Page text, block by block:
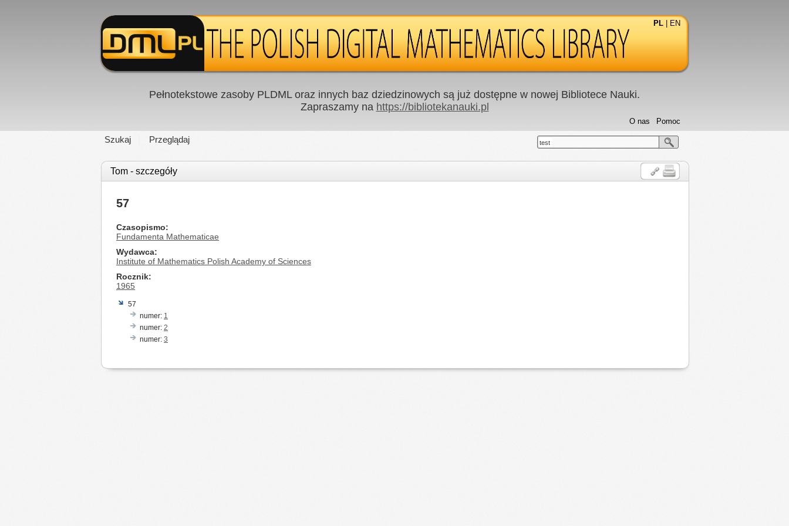
PL EN
Pełnotekstowe zasoby PLDML oraz innych baz dziedzinowych są już dostępne w nowej Bibliotece Nauki.
Zapraszamy na https://bibliotekanauki.pl
Szukaj Przeglądaj
Pomoc
O nas
test
Tom - szczegóły
57
Czasopismo
Fundamenta Mathematicae
Wydawca
Institute of Mathematics Polish Academy of Sciences
Rocznik
1965
57
numer: 1
numer: 2
numer: 3